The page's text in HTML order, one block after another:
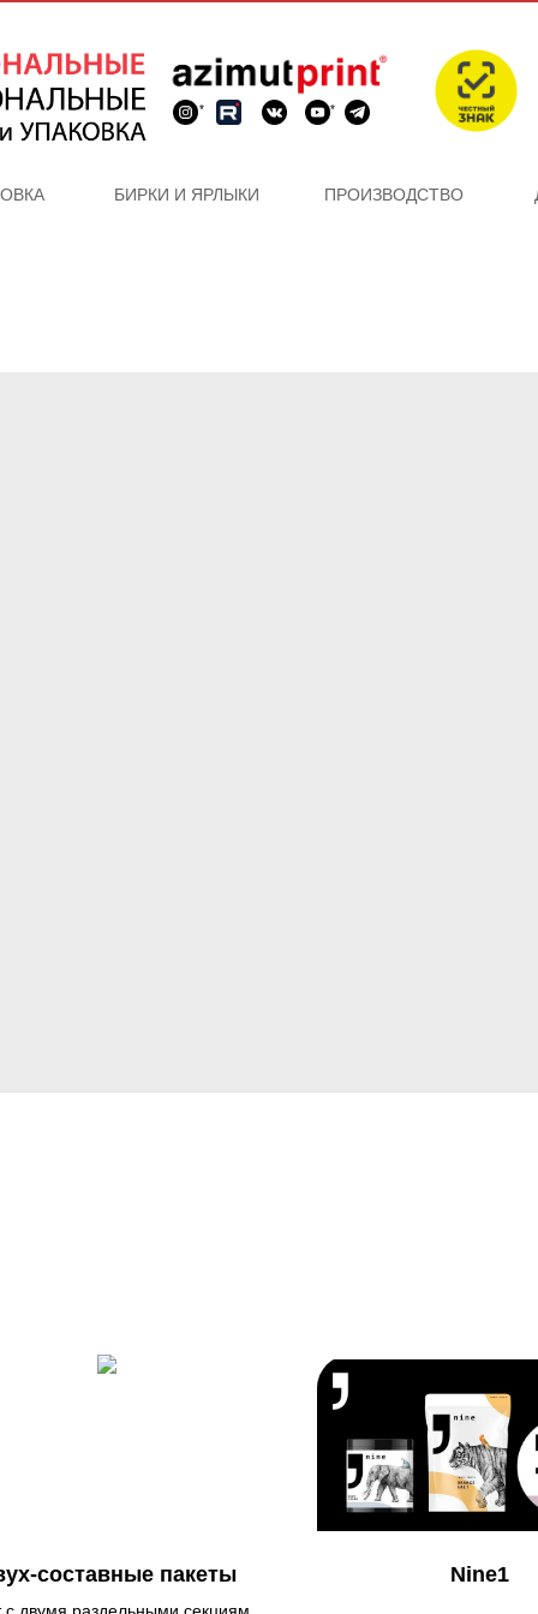
ПРОИЗВОДСТВО
БИРКИ И ЯРЛЫКИ
* *
составные пакеты Nine1